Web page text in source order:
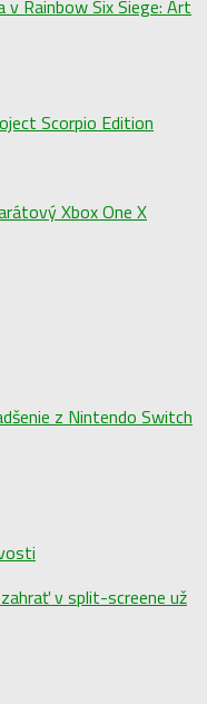
Rainbow Six Siege: Art
Xbox One X
z Nintendo Switch
v split-screene už